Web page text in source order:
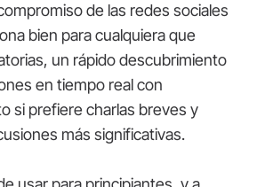
de las redes sociales
bien para cualquiera que
un rápido descubrimiento
en tiempo real con
si prefiere charlas breves y
más significativas.